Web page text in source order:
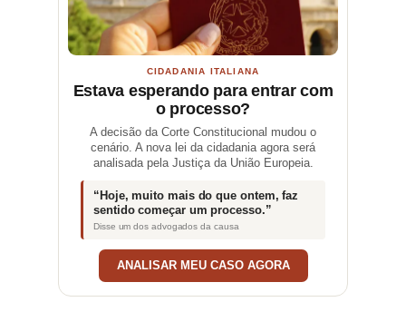
CIDADANIA ITALIANA
Estava esperando para entrar com
o processo?
A decisão da Corte Constitucional mudou o
cenário. A nova lei da cidadania agora será
analisada pela Justiça da União Europeia.
“Hoje, muito mais do que ontem, faz
sentido começar um processo.”
Disse um dos advogados da causa
ANALISAR MEU CASO AGORA